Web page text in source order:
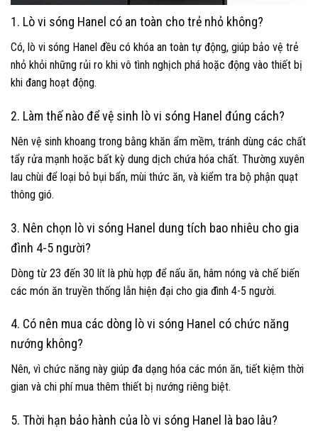
1. Lò vi sóng Hanel có an toàn cho trẻ nhỏ không?
Có, lò vi sóng Hanel đều có khóa an toàn tự động, giúp bảo vệ trẻ
nhỏ khỏi những rủi ro khi vô tình nghịch phá hoặc động vào thiết bị
khi đang hoạt động.
2. Làm thế nào để vệ sinh lò vi sóng Hanel đúng cách?
Nên vệ sinh khoang trong bằng khăn ẩm mềm, tránh dùng các chất
tẩy rửa mạnh hoặc bất kỳ dung dịch chứa hóa chất. Thường xuyên
lau chùi để loại bỏ bụi bẩn, mùi thức ăn, và kiểm tra bộ phận quạt
thông gió.
3. Nên chọn lò vi sóng Hanel dung tích bao nhiêu cho gia
đình 4-5 người?
Dòng từ 23 đến 30 lít là phù hợp để nấu ăn, hâm nóng và chế biến
các món ăn truyền thống lẫn hiện đại cho gia đình 4-5 người.
4. Có nên mua các dòng lò vi sóng Hanel có chức năng
nướng không?
Nên, vì chức năng này giúp đa dạng hóa các món ăn, tiết kiệm thời
gian và chi phí mua thêm thiết bị nướng riêng biệt.
5. Thời hạn bảo hành của lò vi sóng Hanel là bao lâu?